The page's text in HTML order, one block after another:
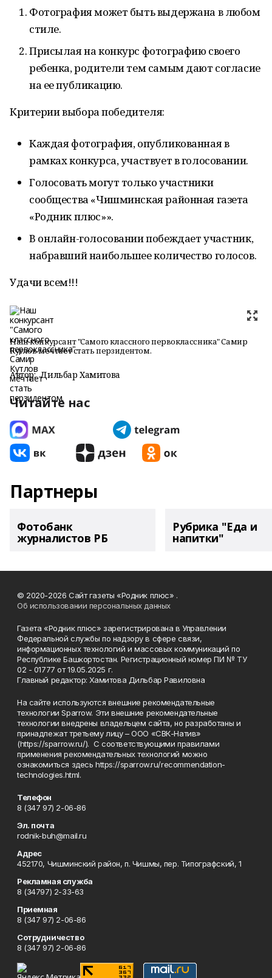
Фотография может быть выдержана в любом
стиле.
Присылая на конкурс фотографию своего
ребенка, родители тем самым дают согласие
на ее публикацию.
Критерии выбора победителя:
Каждая фотография, опубликованная в
рамках конкурса, участвует в голосовании.
Голосовать могут только участники
сообщества «Чишминская районная газета
«Родник плюс»».
В онлайн-голосовании побеждает участник,
набравший наибольшее количество голосов.
Удачи всем!!!
Наш конкурсант "Самого классного первоклассника" Самир
Кутлов мечтает стать перзидентом.
Автор: Дильбар Хамитова
Читайте нас
Партнеры
Фотобанк
журналистов РБ
Рубрика "Еда и
напитки"
© 2020-2026 Сайт газеты «Родник плюс» .
Об использовании персональных данных
Газета «Родник плюс» зарегистрирована в Управлении
Федеральной службы по надзору в сфере связи,
информационных технологий и массовых коммуникаций по
Республике Башкортостан. Регистрационный номер ПИ № ТУ
02 - 01777 от 19.05.2025 г.
Главный редактор: Хамитова Дильбар Равиловна
На сайте используются внешние рекомендательные
технологии Sparrow. Эти внешние рекомендательные
технологии внедрены владельцем сайта, но разработаны и
принадлежат третьему лицу – ООО «СВК-Натив»
(https://sparrow.ru/). С соответствующими правилами
применения рекомендательных технологий можно
ознакомиться здесь https://sparrow.ru/recommendation-
technologies.html.
Телефон
8 (347 97) 2-06-86
Эл. почта
rodnik-buh@mail.ru
Адрес
452170, Чишминский район, п. Чишмы, пер. Типографский, 1
Рекламная служба
8 (34797) 2-33-63
Приемная
8 (347 97) 2-06-86
Сотрудничество
8 (347 97) 2-06-86